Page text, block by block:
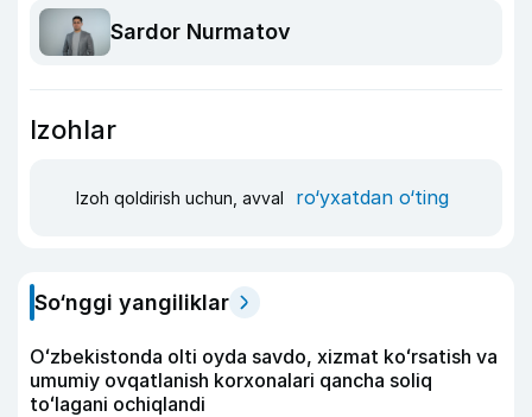
Sardor Nurmatov
Izohlar
Izoh qoldirish uchun, avval ro‘yxatdan o‘ting
So‘nggi yangiliklar
Oʻzbekistonda olti oyda savdo, xizmat koʻrsatish va
umumiy ovqatlanish korxonalari qancha soliq
toʻlagani ochiqlandi